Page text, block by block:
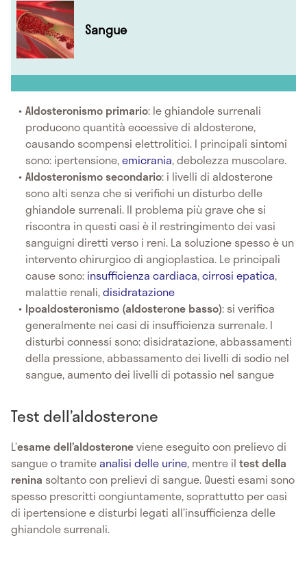
Sangue
Aldosteronismo primario: le ghiandole surrenali
producono quantità eccessive di aldosterone,
causando scompensi elettrolitici. I principali sintomi
sono: ipertensione,emicrania, debolezza muscolare.
Aldosteronismo secondario: i livelli di aldosterone
sono alti senza che si verifichi un disturbo delle
ghiandole surrenali. Il problema più grave che si
riscontra in questi casi è il restringimento dei vasi
sanguigni diretti verso i reni. La soluzione spesso è un
intervento chirurgico di angioplastica. Le principali
cause sono: insufficienza cardiaca,cirrosi epatica,
malattie renali,disidratazione
Ipoaldosteronismo (aldosterone basso): si verifica
generalmente nei casi di insufficienza surrenale. I
disturbi connessi sono: disidratazione, abbassamenti
della pressione, abbassamento dei livelli di sodio nel
sangue, aumento dei livelli di potassio nel sangue
Test dell’aldosterone
L’esame dell’aldosteroneviene eseguito con prelievo di
sangue o tramiteanalisi delle urine, mentre il test della
renina soltanto con prelievi di sangue. Questi esami sono
spesso prescritti congiuntamente, soprattutto per casi
di ipertensione e disturbi legati all’insufficienza delle
ghiandole surrenali.